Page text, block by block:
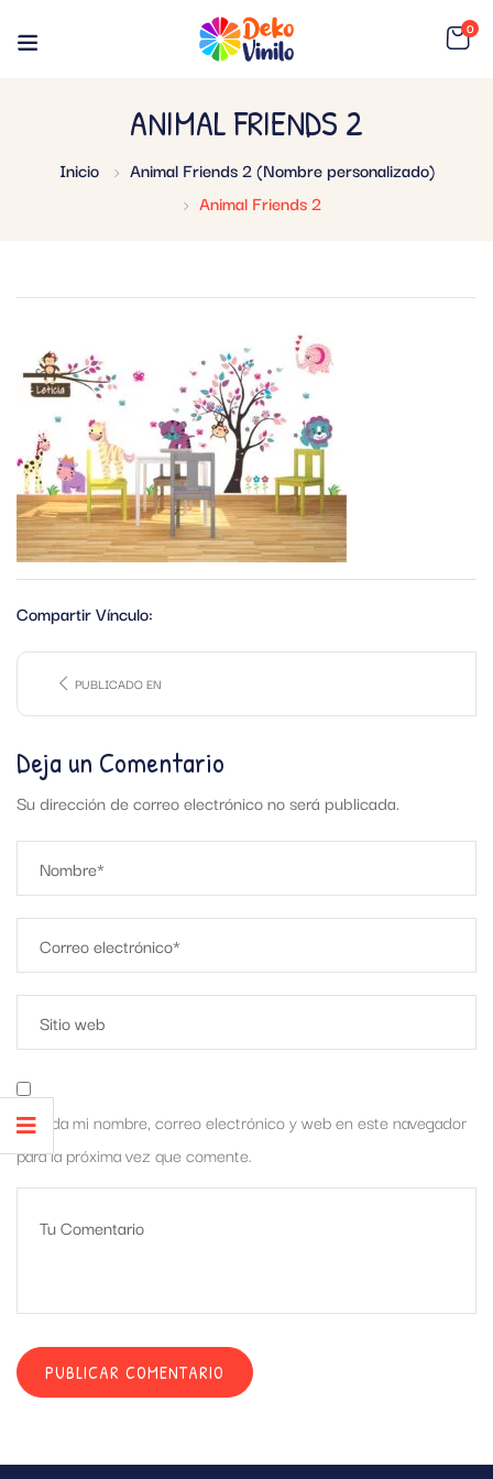
0
ANIMAL FRIENDS 2
Inicio
Animal Friends 2 (Nombre personalizado)
Animal Friends 2
Compartir Vínculo:
PUBLICADO EN
Deja un Comentario
Su dirección de correo electrónico no será publicada.
Guarda mi nombre, correo electrónico y web en este navegador
para la próxima vez que comente.